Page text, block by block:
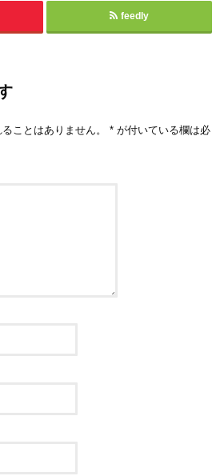
feedly
ことはありません。 * が付いている欄は必